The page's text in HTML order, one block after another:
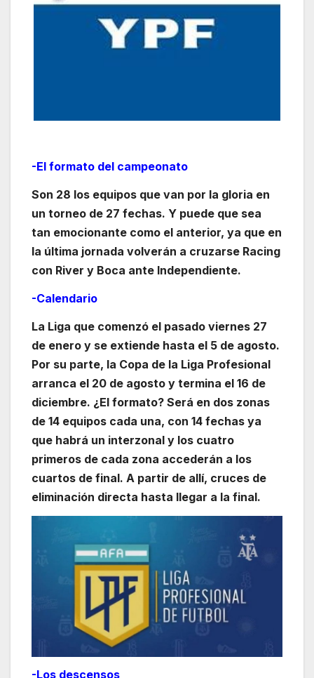
-El formato del campeonato
Son 28 los equipos que van por la gloria en
un torneo de 27 fechas. Y puede que sea
tan emocionante como el anterior, ya que en
la última jornada volverán a cruzarse Racing
con River y Boca ante Independiente.
-Calendario
La Liga que comenzó el pasado viernes 27
de enero y se extiende hasta el 5 de agosto.
Por su parte, la Copa de la Liga Profesional
arranca el 20 de agosto y termina el 16 de
diciembre. ¿El formato? Será en dos zonas
de 14 equipos cada una, con 14 fechas ya
que habrá un interzonal y los cuatro
primeros de cada zona accederán a los
cuartos de final. A partir de allí, cruces de
eliminación directa hasta llegar a la final.
-Los descensos